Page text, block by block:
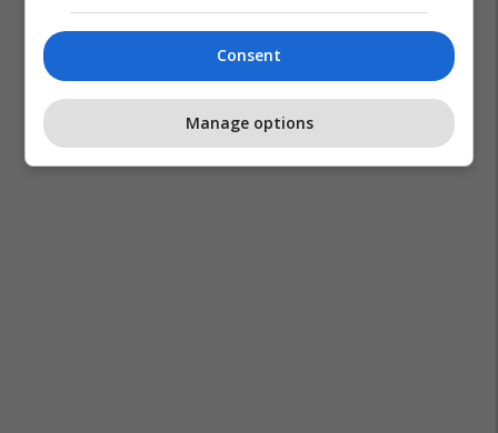
Consent
Manage options